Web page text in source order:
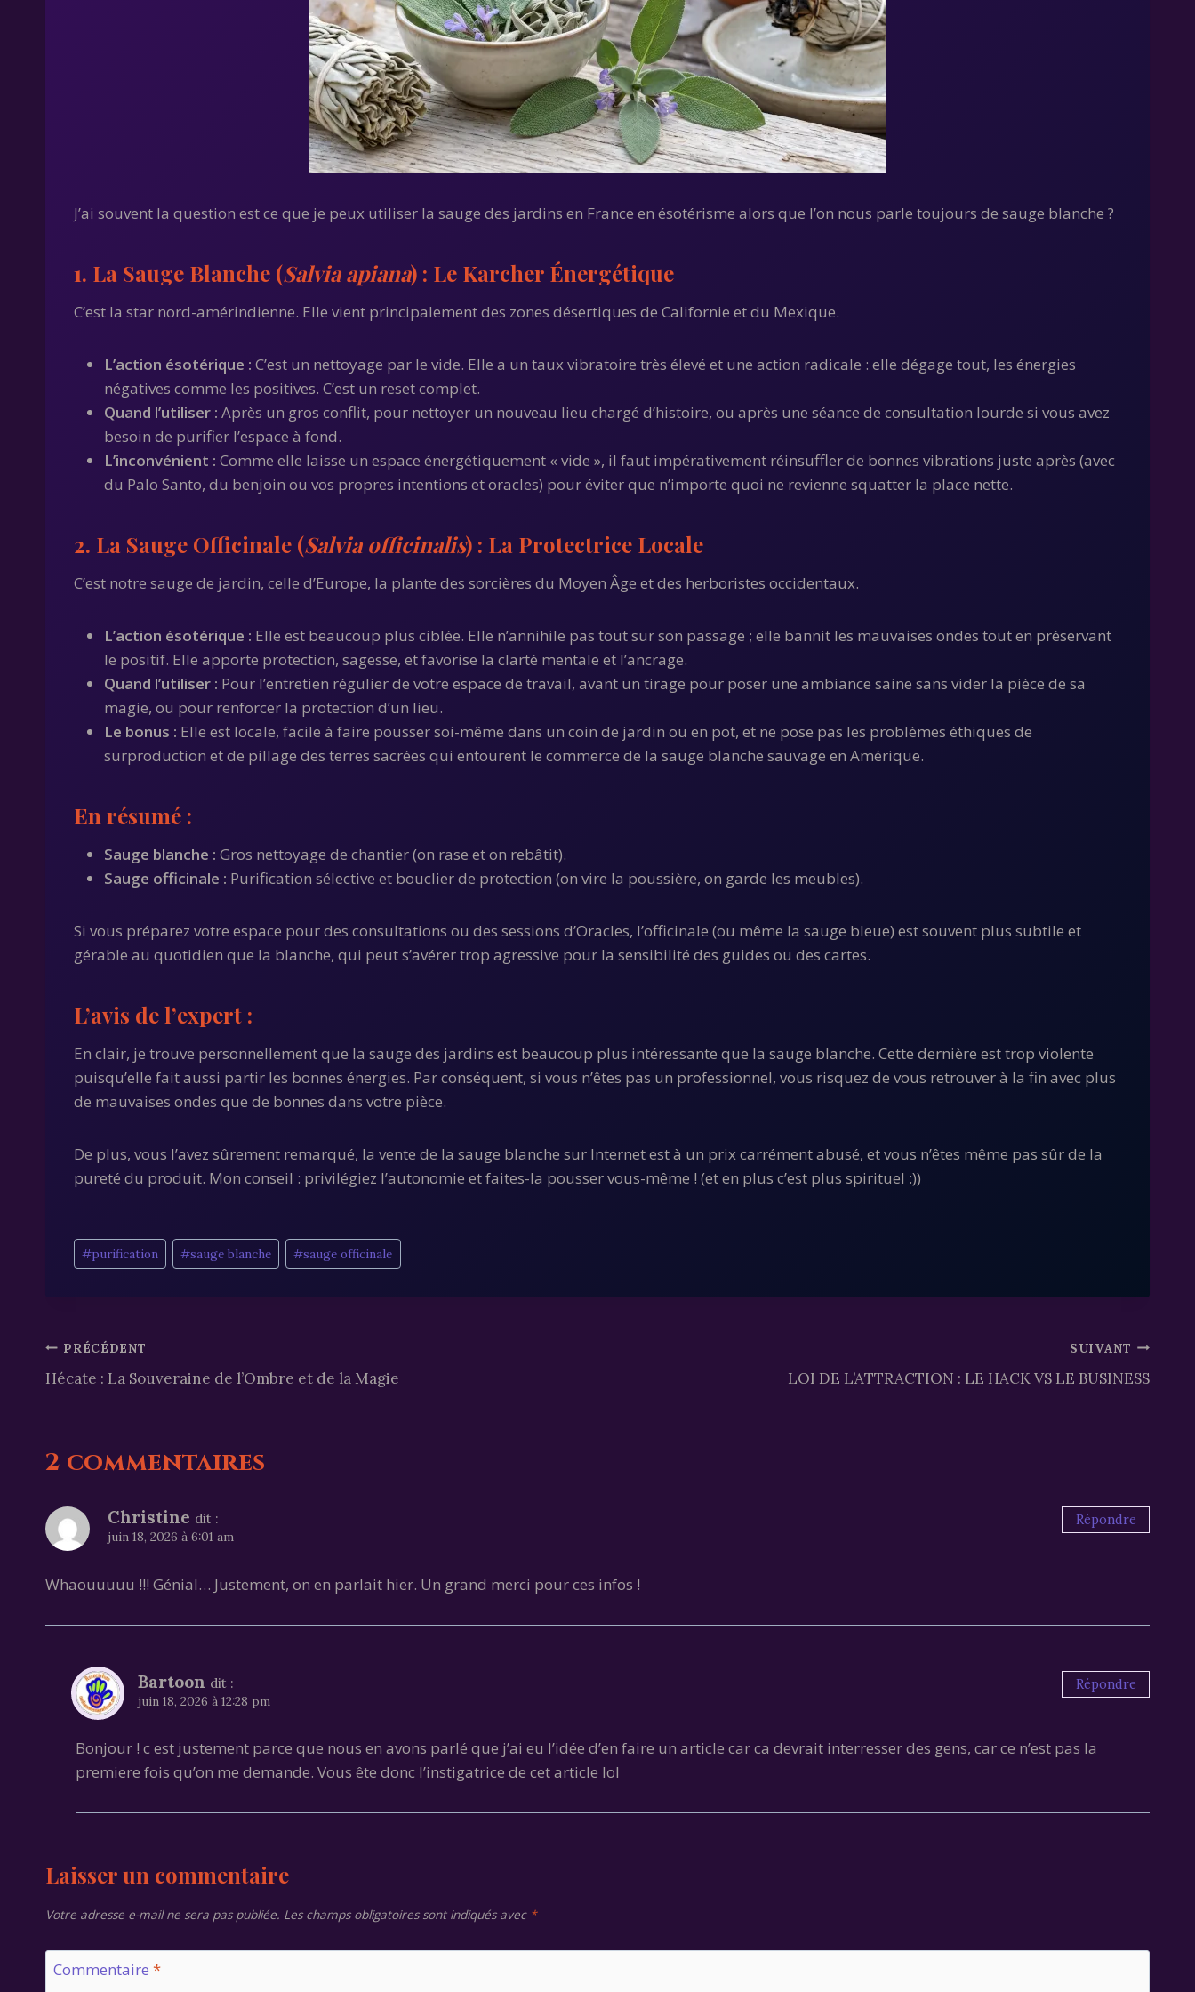
J’ai souvent la question est ce que je peux utiliser la sauge des jardins en France en ésotérisme alors que l’on nous parle toujours de sauge blanche ?
1. La Sauge Blanche (Salvia apiana) : Le Karcher Énergétique
C’est la star nord-amérindienne. Elle vient principalement des zones désertiques de Californie et du Mexique.
L’action ésotérique : C’est un nettoyage par le vide. Elle a un taux vibratoire très élevé et une action radicale : elle dégage tout, les énergies
négatives comme les positives. C’est un reset complet.
Quand l’utiliser : Après un gros conflit, pour nettoyer un nouveau lieu chargé d’histoire, ou après une séance de consultation lourde si vous avez
besoin de purifier l’espace à fond.
L’inconvénient : Comme elle laisse un espace énergétiquement « vide », il faut impérativement réinsuffler de bonnes vibrations juste après (avec
du Palo Santo, du benjoin ou vos propres intentions et oracles) pour éviter que n’importe quoi ne revienne squatter la place nette.
2. La Sauge Officinale (Salvia officinalis) : La Protectrice Locale
C’est notre sauge de jardin, celle d’Europe, la plante des sorcières du Moyen Âge et des herboristes occidentaux.
L’action ésotérique : Elle est beaucoup plus ciblée. Elle n’annihile pas tout sur son passage ; elle bannit les mauvaises ondes tout en préservant
le positif. Elle apporte protection, sagesse, et favorise la clarté mentale et l’ancrage.
Quand l’utiliser : Pour l’entretien régulier de votre espace de travail, avant un tirage pour poser une ambiance saine sans vider la pièce de sa
magie, ou pour renforcer la protection d’un lieu.
Le bonus : Elle est locale, facile à faire pousser soi-même dans un coin de jardin ou en pot, et ne pose pas les problèmes éthiques de
surproduction et de pillage des terres sacrées qui entourent le commerce de la sauge blanche sauvage en Amérique.
En résumé :
Sauge blanche : Gros nettoyage de chantier (on rase et on rebâtit).
Sauge officinale : Purification sélective et bouclier de protection (on vire la poussière, on garde les meubles).
Si vous préparez votre espace pour des consultations ou des sessions d’Oracles, l’officinale (ou même la sauge bleue) est souvent plus subtile et
gérable au quotidien que la blanche, qui peut s’avérer trop agressive pour la sensibilité des guides ou des cartes.
L’avis de l’expert :
En clair, je trouve personnellement que la sauge des jardins est beaucoup plus intéressante que la sauge blanche. Cette dernière est trop violente
puisqu’elle fait aussi partir les bonnes énergies. Par conséquent, si vous n’êtes pas un professionnel, vous risquez de vous retrouver à la fin avec plus
de mauvaises ondes que de bonnes dans votre pièce.
De plus, vous l’avez sûrement remarqué, la vente de la sauge blanche sur Internet est à un prix carrément abusé, et vous n’êtes même pas sûr de la
pureté du produit. Mon conseil : privilégiez l’autonomie et faites-la pousser vous-même ! (et en plus c’est plus spirituel :))
Étiquettes
de
#purification #sauge blanche #sauge officinale
Navigation
de
PRÉCÉDENT
Hécate : La Souveraine de l’Ombre et de la Magie
SUIVANT
LOI DE L’ATTRACTION : LE HACK VS LE BUSINESS
2 commentaires
Christine dit :
juin 18, 2026 à 6:01 am
Whaouuuuu !!! Génial… Justement, on en parlait hier. Un grand merci pour ces infos !
Répondre
Bartoon dit :
juin 18, 2026 à 12:28 pm
Bonjour ! c est justement parce que nous en avons parlé que j’ai eu l’idée d’en faire un article car ca devrait interresser des gens, car ce n’est pas la
premiere fois qu’on me demande. Vous ête donc l’instigatrice de cet article lol
Répondre
Laisser un commentaire
Votre adresse e-mail ne sera pas publiée. Les champs obligatoires sont indiqués avec *
Commentaire *